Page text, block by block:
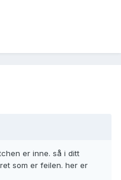
er inne. så i ditt
som er feilen. her er